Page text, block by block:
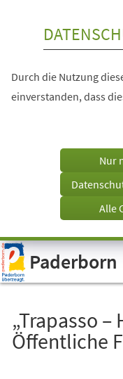
Visuelle
Assistenzsoftware
öffnen.
Durch die Nutzung
einverstanden, dass
Nur
Alle
Paderborn
„Trapasso
Öffentliche